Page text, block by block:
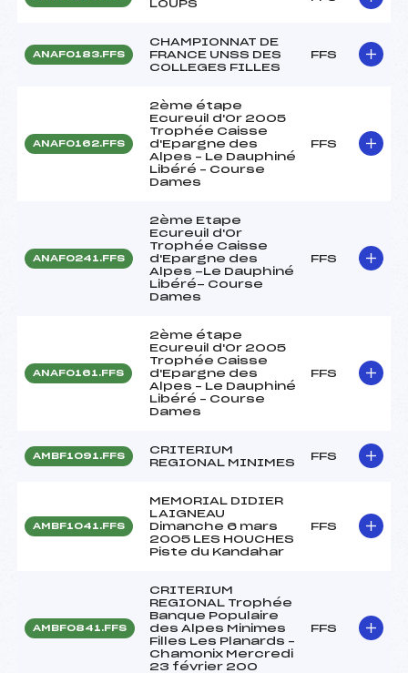
LOUPS
ANAF0183.FFS
CHAMPIONNAT DE
FRANCE UNSS DES
COLLEGES FILLES
FFS
ANAF0162.FFS
2ème étape
Ecureuil d'Or 2005
Trophée Caisse
d'Epargne des
Alpes – Le Dauphiné
Libéré – Course
Dames
FFS
ANAF0241.FFS
2ème Etape
Ecureuil d'Or
Trophée Caisse
d'Epargne des
Alpes -Le Dauphiné
Libéré- Course
Dames
FFS
ANAF0161.FFS
2ème étape
Ecureuil d'Or 2005
Trophée Caisse
d'Epargne des
Alpes – Le Dauphiné
Libéré – Course
Dames
FFS
AMBF1091.FFS
CRITERIUM
REGIONAL MINIMES
FFS
AMBF1041.FFS
MEMORIAL DIDIER
LAIGNEAU
Dimanche 6 mars
2005 LES HOUCHES
Piste du Kandahar
FFS
AMBF0841.FFS
CRITERIUM
REGIONAL Trophée
Banque Populaire
des Alpes Minimes
Filles Les Planards –
Chamonix Mercredi
23 février 200
FFS